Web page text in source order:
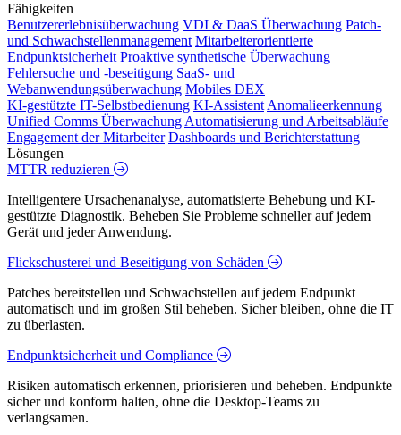
Fähigkeiten
Benutzererlebnisüberwachung VDI & DaaS Überwachung Patch-
und Schwachstellenmanagement Mitarbeiterorientierte
Endpunktsicherheit Proaktive synthetische Überwachung
Fehlersuche und -beseitigung SaaS- und
Webanwendungsüberwachung Mobiles DEX
KI-gestützte IT-Selbstbedienung KI-Assistent Anomalieerkennung
Unified Comms Überwachung Automatisierung und Arbeitsabläufe
Engagement der Mitarbeiter Dashboards und Berichterstattung
Lösungen
MTTR reduzieren
Intelligentere Ursachenanalyse, automatisierte Behebung und KI-
gestützte Diagnostik. Beheben Sie Probleme schneller auf jedem
Gerät und jeder Anwendung.
Flickschusterei und Beseitigung von Schäden
Patches bereitstellen und Schwachstellen auf jedem Endpunkt
automatisch und im großen Stil beheben. Sicher bleiben, ohne die IT
zu überlasten.
Endpunktsicherheit und Compliance
Risiken automatisch erkennen, priorisieren und beheben. Endpunkte
sicher und konform halten, ohne die Desktop-Teams zu
verlangsamen.